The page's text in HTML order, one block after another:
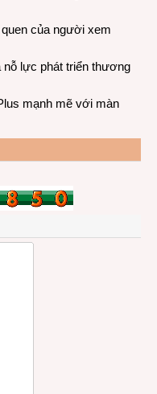
của người xem
nỗ lực phát triển thương
mạnh mẽ với màn